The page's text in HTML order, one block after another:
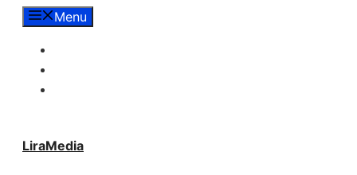
LangsungMenu
LiraMedia